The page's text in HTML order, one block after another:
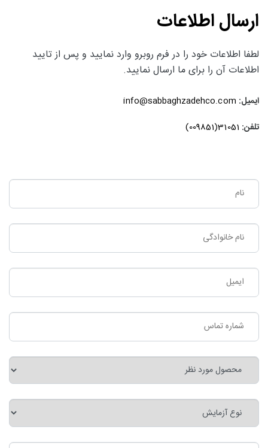
ارسال اطلاعات
لطفا اطلاعات خود را در فرم روبرو وارد نمایید و پس از تایید
اطلاعات آن را برای ما ارسال نمایید.
ایمیل: info@sabbaghzadehco.com
تلفن: 31051(009851)